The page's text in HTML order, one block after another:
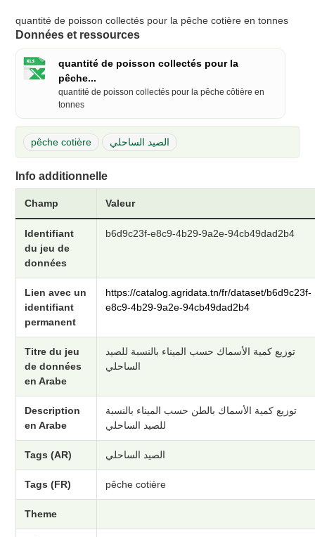
quantité de poisson collectés pour la pêche cotière en tonnes
Données et ressources
quantité de poisson collectés pour la
pêche...
quantité de poisson collectés pour la pêche côtière en
tonnes
pêche cotière الصيد الساحلي
Info additionnelle
Champ Valeur
Identifiant
du jeu de
données
b6d9c23f-e8c9-4b29-9a2e-94cb49dad2b4
Lien avec un
identifiant
permanent
https://catalog.agridata.tn/fr/dataset/b6d9c23f-
e8c9-4b29-9a2e-94cb49dad2b4
Titre du jeu
de données
en Arabe
توزيع كمية الأسماك حسب الميناء بالنسبة للصيد
الساحلي
Description
en Arabe
توزيع كمية الأسماك بالطن حسب الميناء بالنسبة
للصيد الساحلي
Tags (AR) الصيد الساحلي
Tags (FR) pêche cotière
Theme